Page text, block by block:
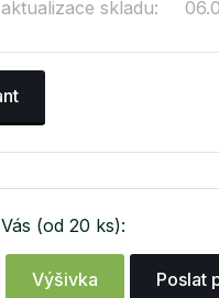
skladu:
(od 20 ks):
Výšivka Poslat